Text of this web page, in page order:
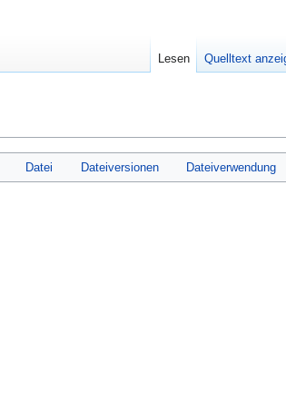
Datei Dateiversionen Dateiverwendung
Lesen Quelltext